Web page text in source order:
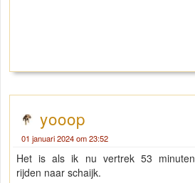
yooop
01 januari 2024 om 23:52
Het is als ik nu vertrek 53 minuten
rijden naar schaijk.